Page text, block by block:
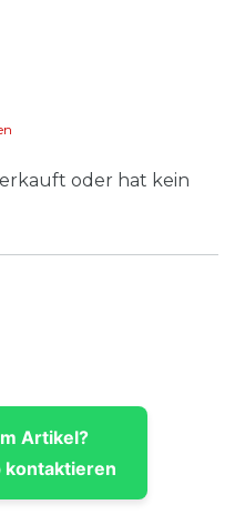
oder hat kein
Artikel?
kontaktieren